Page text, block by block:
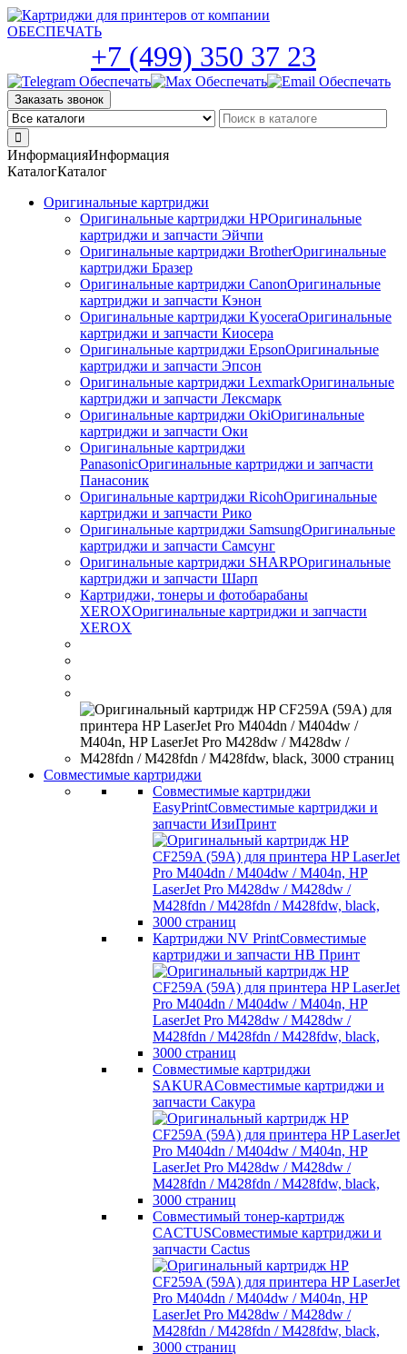
Skip
to
+7 (499) 350 37 23
Заказать звонок
ИнформацияИнформация
КаталогКаталог
Оригинальные картриджи
Оригинальные картриджи HPОригинальные
картриджи и запчасти Эйчпи
Оригинальные картриджи BrotherОригинальные
картриджи Бразер
Оригинальные картриджи CanonОригинальные
картриджи и запчасти Кэнон
Оригинальные картриджи KyoceraОригинальные
картриджи и запчасти Киосера
Оригинальные картриджи EpsonОригинальные
картриджи и запчасти Эпсон
Оригинальные картриджи LexmarkОригинальные
картриджи и запчасти Лексмарк
Оригинальные картриджи ОkiОригинальные
картриджи и запчасти Оки
Оригинальные картриджи
PanasonicОригинальные картриджи и запчасти
Панасоник
Оригинальные картриджи RicohОригинальные
картриджи и запчасти Рико
Оригинальные картриджи SamsungОригинальные
картриджи и запчасти Самсунг
Оригинальные картриджи SHARPОригинальные
картриджи и запчасти Шарп
Картриджи, тонеры и фотобарабаны
XEROXОригинальные картриджи и запчасти
XEROX
Совместимые картриджи
Совместимые картриджи
EasyPrintСовместимые картриджи и
запчасти ИзиПринт
Картриджи NV PrintСовместимые
картриджи и запчасти НВ Принт
Совместимые картриджи
SAKURAСовместимые картриджи и
запчасти Сакура
Совместимый тонер-картридж
CACTUSСовместимые картриджи и
запчасти Cactus